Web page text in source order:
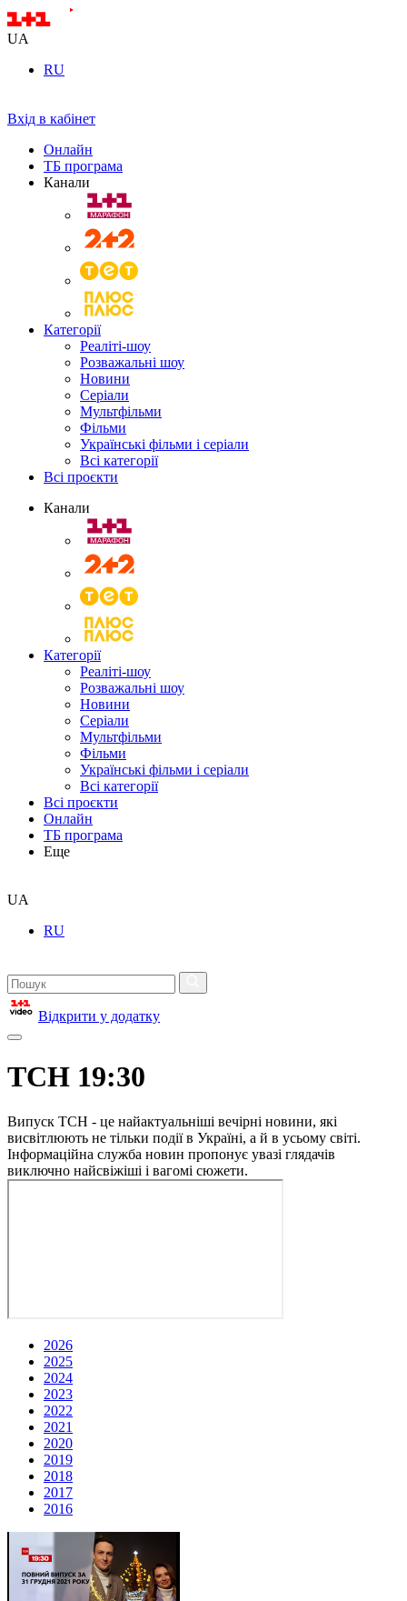
UA
RU
Вхід в кабінет
Онлайн
ТБ програма
Канали
Категорії
Реаліті-шоу
Розважальні шоу
Новини
Серіали
Мультфільми
Фільми
Українські фільми і серіали
Всі категорії
Всі проєкти
Канали
Категорії
Реаліті-шоу
Розважальні шоу
Новини
Серіали
Мультфільми
Фільми
Українські фільми і серіали
Всі категорії
Всі проєкти
Онлайн
ТБ програма
Еще
UA
RU
Відкрити у додатку
ТСН 19:30
Випуск ТСН - це найактуальніші вечірні новини, які
висвітлюють не тільки події в Україні, а й в усьому світі.
Інформаційна служба новин пропонує увазі глядачів
виключно найсвіжіші і вагомі сюжети.
2026
2025
2024
2023
2022
2021
2020
2019
2018
2017
2016